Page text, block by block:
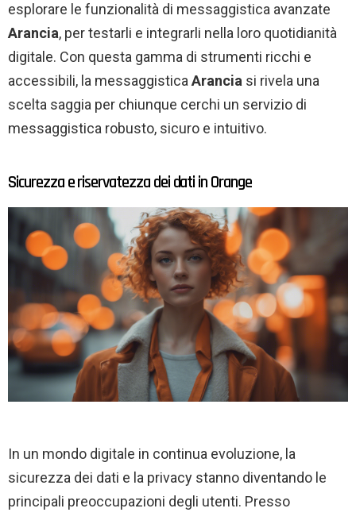
esplorare le funzionalità di messaggistica avanzate
Arancia, per testarli e integrarli nella loro quotidianità
digitale. Con questa gamma di strumenti ricchi e
accessibili, la messaggisticaArancia si rivela una
scelta saggia per chiunque cerchi un servizio di
messaggistica robusto, sicuro e intuitivo.
Sicurezza e riservatezza dei dati in Orange
In un mondo digitale in continua evoluzione, la
sicurezza dei dati e la privacy stanno diventando le
principali preoccupazioni degli utenti. Presso